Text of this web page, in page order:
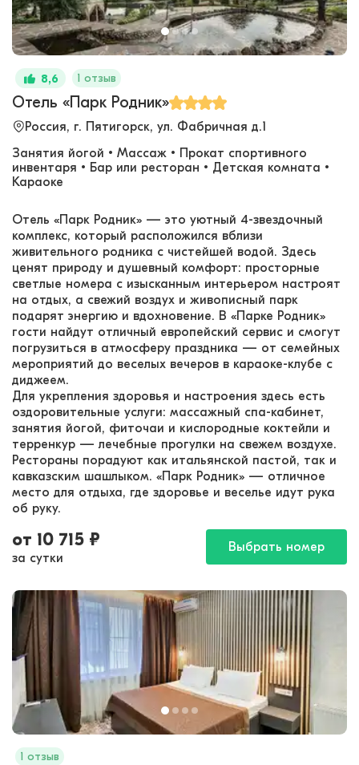
8,6 1 отзыв
Отель «Парк Родник»
Россия, г. Пятигорск, ул. Фабричная д.1
Занятия йогой • Массаж • Прокат спортивного
инвентаря • Бар или ресторан • Детская комната •
Караоке
Отель «Парк Родник» — это уютный 4-звездочный
комплекс, который расположился вблизи
живительного родника с чистейшей водой. Здесь
ценят природу и душевный комфорт: просторные
светлые номера с изысканным интерьером настроят
на отдых, а свежий воздух и живописный парк
подарят энергию и вдохновение. В «Парке Родник»
гости найдут отличный европейский сервис и смогут
погрузиться в атмосферу праздника — от семейных
мероприятий до веселых вечеров в караоке-клубе с
диджеем.
Для укрепления здоровья и настроения здесь есть
оздоровительные услуги: массажный спа-кабинет,
занятия йогой, фиточаи и кислородные коктейли и
терренкур — лечебные прогулки на свежем воздухе.
Рестораны порадуют как итальянской пастой, так и
кавказским шашлыком. «Парк Родник» — отличное
место для отдыха, где здоровье и веселье идут рука
об руку.
от 10 715 ₽
за сутки
Выбрать номер
1 отзыв